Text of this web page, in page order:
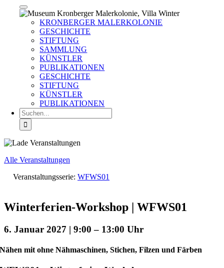
KRONBERGER MALERKOLONIE
GESCHICHTE
STIFTUNG
SAMMLUNG
KÜNSTLER
PUBLIKATIONEN
GESCHICHTE
STIFTUNG
KÜNSTLER
PUBLIKATIONEN
Suche
nach:
Alle Veranstaltungen
Veranstaltungsserie: WFWS01
Winterferien-Workshop | WFWS01
6. Januar 2027 | 9:00 – 13:00
Nähen mit ohne Nähmaschinen, Stichen, Filzen und Färben